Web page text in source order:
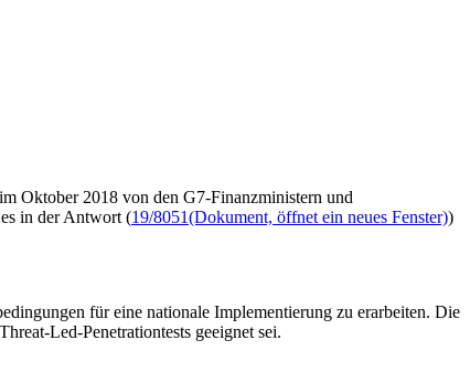
Oktober 2018 von den G7-Finanzministern und
in der Antwort (19/8051(Dokument, öffnet ein neues Fenster))
für eine nationale Implementierung zu erarbeiten. Die
Led-Penetrationtests geeignet sei.